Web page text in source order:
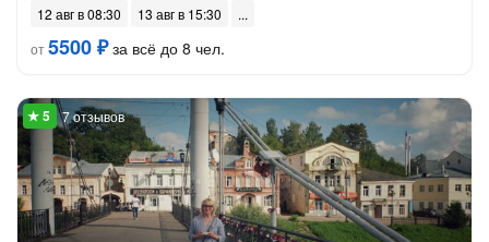
12 авг в 08:30
13 авг в 15:30
от5500 ₽за всё до 8 чел.
7 отзывов